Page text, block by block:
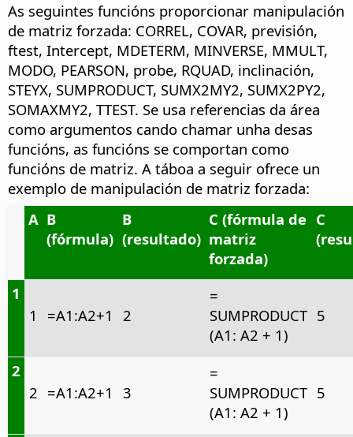
As seguintes funcións proporcionar manipulación
de matriz forzada: CORREL, COVAR, previsión,
ftest, Intercept, MDETERM, MINVERSE, MMULT,
MODO, PEARSON, probe, RQUAD, inclinación,
STEYX, SUMPRODUCT, SUMX2MY2, SUMX2PY2,
SOMAXMY2, TTEST. Se usa referencias da área
como argumentos cando chamar unha desas
funcións, as funcións se comportan como
funcións de matriz. A táboa a seguir ofrece un
exemplo de manipulación de matriz forzada:
A B
(fórmula)
B
(resultado)
C (fórmula de
matriz
forzada)
C
1
1
=A1:A2+1 2
=
SUMPRODUCT
(A1: A2 + 1)
5
2
2 =A1:A2+1 3
=
SUMPRODUCT
(A1: A2 + 1)
5